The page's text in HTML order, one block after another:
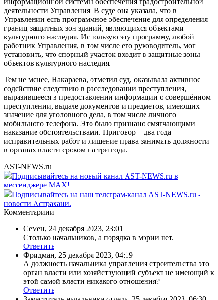
деятельности Управления. В суде она указала, что в
Управлении есть программное обеспечение для определения
границ защитных зон зданий, являющихся объектами
культурного наследия. Использую эту программу, любой
работник Управления, в том числе его руководитель, мог
установить, что спорный участок входит в защитные зоны
объектов культурного наследия.
Тем не менее, Накараева, отметил суд, оказывала активное
содействие следствию в расследовании преступления,
выразившееся в предоставлении информации о совершённом
преступлении, выдаче документов и предметов, имеющих
значение для уголовного дела, в том числе личного
мобильного телефона. Это было признано смягчающими
наказание обстоятельствами. Приговор – два года
исправительных работ и лишение права занимать должности
в органах власти сроком на три года.
AST-NEWS.ru
Подписывайтесь на новый канал AST-NEWS.ru в
мессенджере MAX!
Подписывайтесь на наш телеграм-канал AST-NEWS.ru -
новости Астрахани.
Комментариии
Семен, 24 декабря 2023, 23:01
Столько начальников, а порядка в мэрии нет.
Ответить
Фридман, 25 декабря 2023, 04:19
А должность начальника управления строительства это
орган власти или хозяйствующий субъект не имеющий к
этой самой власти никакого отношения?
Ответить